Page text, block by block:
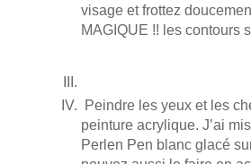
visage et frottez
MAGIQUE !! les contours
Peindre les yeux et les
peinture acrylique. J’ai
Perlen Pen blanc glacé